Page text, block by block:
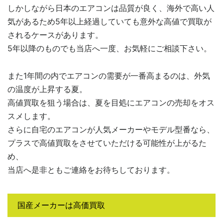
しかしながら日本のエアコンは品質が良く、海外で高い人
気があるため5年以上経過していても意外な高値で買取が
されるケースがあります。
5年以降のものでも当店へ一度、お気軽にご相談下さい。
また1年間の内でエアコンの需要が一番高まるのは、外気
の温度が上昇する夏。
高値買取を狙う場合は、夏を目処にエアコンの売却をオス
スメします。
さらに自宅のエアコンが人気メーカーやモデル型番なら、
プラスで高値買取をさせていただける可能性が上がるた
め、
当店へ是非ともご連絡をお待ちしております。
国産メーカーは高価買取